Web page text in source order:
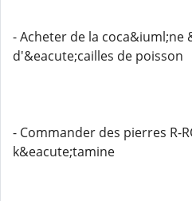
- Acheter de la coca&iuml;ne
d'&eacute;cailles de poisson
- Commander des pierres R-
k&eacute;tamine